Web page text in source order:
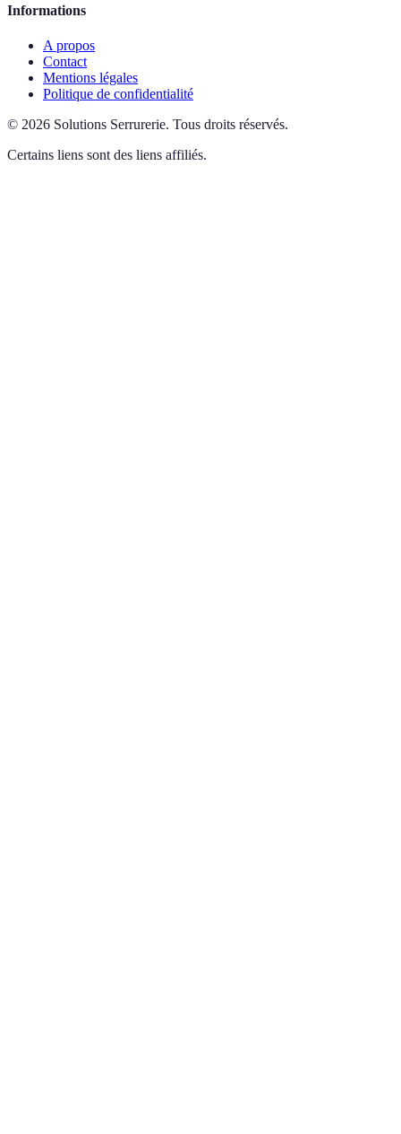
Informations
A propos
Contact
Mentions légales
Politique de confidentialité
© 2026 Solutions Serrurerie. Tous droits réservés.
Certains liens sont des liens affiliés.